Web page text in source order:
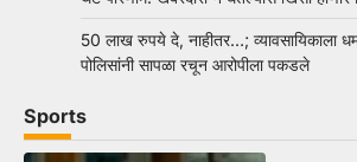
50 लाख रुपये दे, नाहीतर…; व्यावसायिकाला
पोलिसांनी सापळा रचून आरोपीला पकडले
Sports